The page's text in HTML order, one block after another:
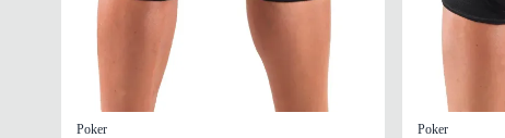
Poker Poker